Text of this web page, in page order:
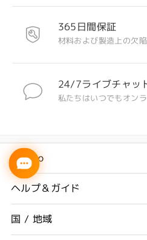
365日間保証
材料および製造上の欠
24/7ライブチャッ
私たちはいつでもオン
Firmoo
ヘルプ＆ガイド
国 / 地域